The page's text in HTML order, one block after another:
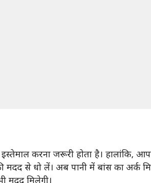
करना जरूरी होता है। हालांकि,
से धो लें। अब पानी में बांस का अर्क
मदद मिलेगी।